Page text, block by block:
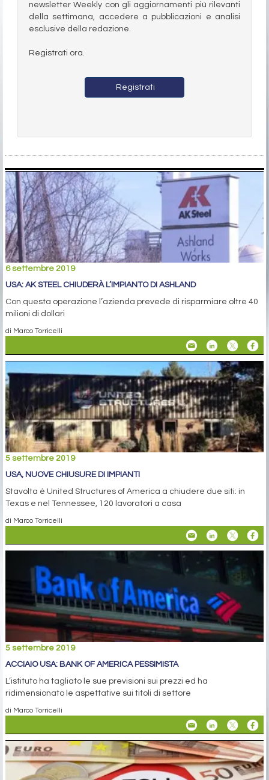
newsletter Weekly con gli aggiornamenti più rilevanti
della settimana, accedere a pubblicazioni e analisi
esclusive della redazione.
Registrati ora.
Registrati
6 settembre 2019
USA: AK STEEL CHIUDERÀ L’IMPIANTO DI ASHLAND
Con questa operazione l’azienda prevede di risparmiare oltre 40
milioni di dollari
di Marco Torricelli
5 settembre 2019
USA, NUOVE CHIUSURE DI IMPIANTI
Stavolta è United Structures of America a chiudere due siti: in
Texas e nel Tennessee, 120 lavoratori a casa
di Marco Torricelli
5 settembre 2019
ACCIAIO USA: BANK OF AMERICA PESSIMISTA
L’istituto ha tagliato le sue previsioni sui prezzi ed ha
ridimensionato le aspettative sui titoli di settore
di Marco Torricelli